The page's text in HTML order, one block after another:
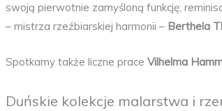
swoją pierwotnie zamyśloną funkcję;
– mistrza rzeźbiarskiej harmonii – Berthela
Spotkamy także liczne praceVilhelma
Duńskie kolekcje malarstwa i